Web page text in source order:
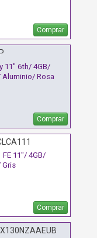
Comprar
11" 6th/ 4GB/
Aluminio/ Rosa
Comprar
FE 11"/ 4GB/
Gris
Comprar